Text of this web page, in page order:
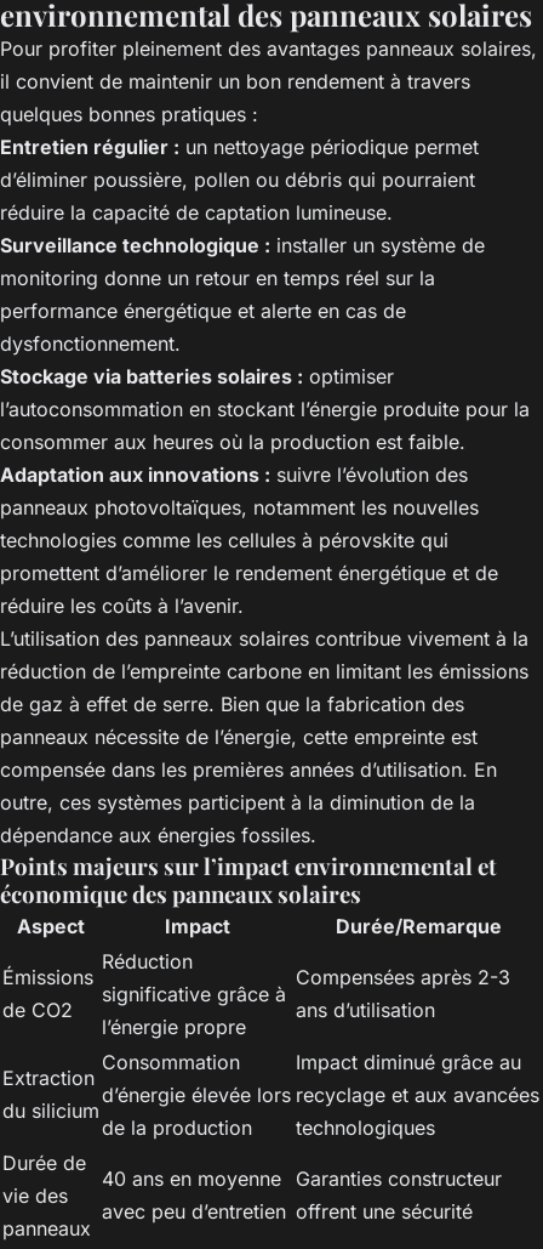
environnemental des panneaux solaires
Pour profiter pleinement des avantages panneaux solaires,
il convient de maintenir un bon rendement à travers
quelques bonnes pratiques :
Entretien régulier : un nettoyage périodique permet
d’éliminer poussière, pollen ou débris qui pourraient
réduire la capacité de captation lumineuse.
Surveillance technologique : installer un système de
monitoring donne un retour en temps réel sur la
performance énergétique et alerte en cas de
dysfonctionnement.
Stockage via batteries solaires : optimiser
l’autoconsommation en stockant l’énergie produite pour la
consommer aux heures où la production est faible.
Adaptation aux innovations : suivre l’évolution des
panneaux photovoltaïques, notamment les nouvelles
technologies comme les cellules à pérovskite qui
promettent d’améliorer le rendement énergétique et de
réduire les coûts à l’avenir.
L’utilisation des panneaux solaires contribue vivement à la
réduction de l’empreinte carbone en limitant les émissions
de gaz à effet de serre. Bien que la fabrication des
panneaux nécessite de l’énergie, cette empreinte est
compensée dans les premières années d’utilisation. En
outre, ces systèmes participent à la diminution de la
dépendance aux énergies fossiles.
Points majeurs sur l’impact environnemental et
économique des panneaux solaires
Aspect Impact Durée/Remarque
Émissions
de CO2
Réduction
significative grâce à
l’énergie propre
Compensées après 2-3
ans d’utilisation
Extraction
du silicium
Consommation
d’énergie élevée lors
de la production
Impact diminué grâce au
recyclage et aux avancées
technologiques
Durée de
vie des
panneaux
40 ans en moyenne
avec peu d’entretien
Garanties constructeur
offrent une sécurité